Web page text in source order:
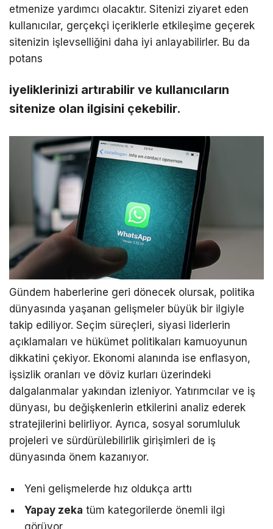
etmenize yardımcı olacaktır. Sitenizi ziyaret eden
kullanıcılar, gerçekçi içeriklerle etkileşime geçerek
sitenizin işlevselliğini daha iyi anlayabilirler. Bu da
potans
iyeliklerinizi artırabilir ve kullanıcıların
sitenize olan ilgisini çekebilir.
Gündem haberlerine geri dönecek olursak, politika
dünyasında yaşanan gelişmeler büyük bir ilgiyle
takip ediliyor. Seçim süreçleri, siyasi liderlerin
açıklamaları ve hükümet politikaları kamuoyunun
dikkatini çekiyor. Ekonomi alanında ise enflasyon,
işsizlik oranları ve döviz kurları üzerindeki
dalgalanmalar yakından izleniyor. Yatırımcılar ve iş
dünyası, bu değişkenlerin etkilerini analiz ederek
stratejilerini belirliyor. Ayrıca, sosyal sorumluluk
projeleri ve sürdürülebilirlik girişimleri de iş
dünyasında önem kazanıyor.
Yeni gelişmelerde hız oldukça arttı
Yapay zeka tüm kategorilerde önemli ilgi